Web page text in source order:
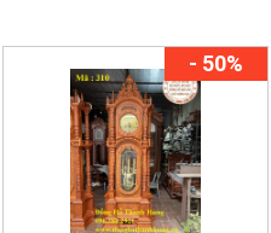
- 50%